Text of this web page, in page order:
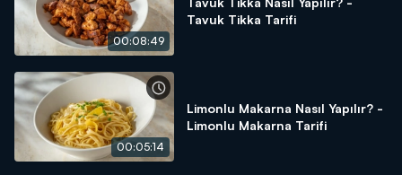
00:08:49
Tavuk Tikka Tarifi
00:05:14
Limonlu Makarna Nasıl Yapılır? -
Limonlu Makarna Tarifi